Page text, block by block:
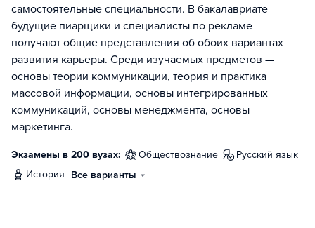
самостоятельные специальности. В бакалавриате
будущие пиарщики и специалисты по рекламе
получают общие представления об обоих вариантах
развития карьеры. Среди изучаемых предметов —
основы теории коммуникации, теория и практика
массовой информации, основы интегрированных
коммуникаций, основы менеджмента, основы
маркетинга.
Экзамены в 200 вузах: обществознание
русский язык
история
Все варианты